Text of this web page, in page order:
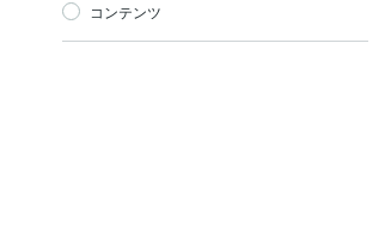
コンテンツ